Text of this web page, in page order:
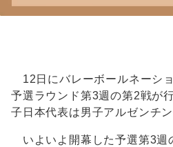
12日にバレーボールネーシ
予選ラウンド第3週の第2戦が
子日本代表は男子アルゼンチ
いよいよ開幕した予選第3週